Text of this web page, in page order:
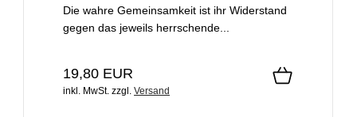
Die wahre Gemeinsamkeit ist ihr Widerstand
gegen das jeweils herrschende...
19,80 EUR
inkl. MwSt. zzgl. Versand